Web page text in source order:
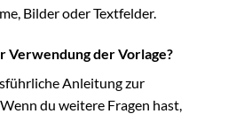
Bilder oder Textfelder.
Verwendung der Vorlage?
Anleitung zur
du weitere Fragen hast,